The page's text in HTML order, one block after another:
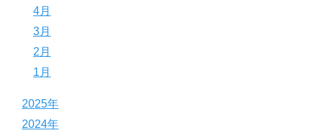
4月
3月
2月
1月
2025年
2024年